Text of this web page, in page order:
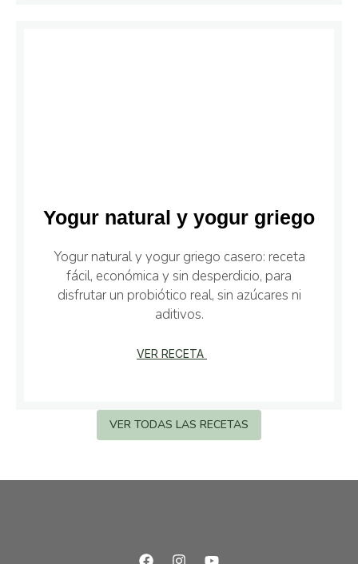
Yogur natural y yogur griego
Yogur natural y yogur griego casero: receta
fácil, económica y sin desperdicio, para
disfrutar un probiótico real, sin azúcares ni
aditivos.
VER RECETA
VER TODAS LAS RECETAS